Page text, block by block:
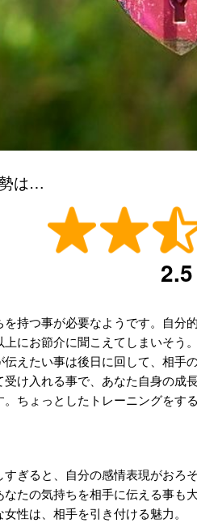
は…
2.5
持つ事が必要なようです。自分
にお節介に聞こえてしまいそう
伝えたい事は後日に回して、相手
受け入れる事で、あなた自身の成
ちょっとしたトレーニングをする
ぎると、自分の感情表現がおろ
なたの気持ちを相手に伝える事も
性は、相手を引き付ける魅力。